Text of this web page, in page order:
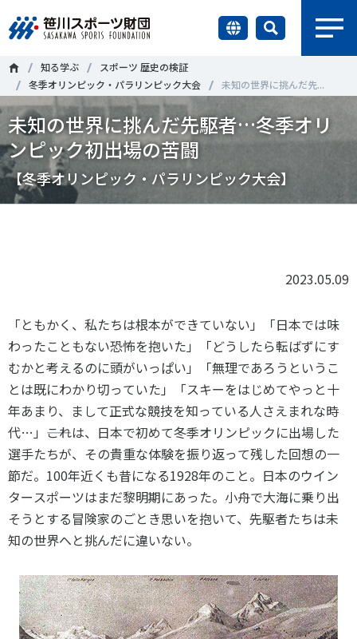
財団情報
研究員紹介
調査・研究
ニュース
お問い合わせ・お申し込み
メールマガジン
＃誰が子どものスポーツをささえるのか ＃部活動
＃アクティブなまちづくり ＃日本人の身体活動と健康寿命
調査・研究
スポーツライフ・データ
スポーツ白書
政策提言
子どものスポーツ
障害者スポーツ
スポーツによるまちづくり
スポーツ・ガバナンス
スポーツボランティア
健康とスポーツ
知る学ぶ
スポーツ 歴史の検証
冬季オリンピック・パラリンピック大会
未知の世界に挑んだ先...
未知の世界に挑んだ先駆者…冬季オリ
ンピック初出場の苦闘
【冬季オリンピック・パラリンピック大会】
2023.05.09
「ともかく、私たちは根本ができていない」「日本では味
わったこともない恐怖を抱いた」「どうしたら転ばずにす
むかと考えるのに頭がいっぱい」「無理であろうというこ
とは既にわかり切っていた」「スキーをはじめてやっと十
年あまり、まして正式な競技を知っている人さえまれな時
代…」――これは、日本で初めて冬季オリンピックに出場した
選手たちが、その貴重な体験を振り返って残した回想の一
節だ。 100年近くも昔になる1928年のこと。日本のウイン
タースポーツはまだ黎明期にあった。小舟で大海に乗り出
そうとする冒険家のごとき思いを抱いて、先駆者たちは未
知の世界へと挑んだに違いない。